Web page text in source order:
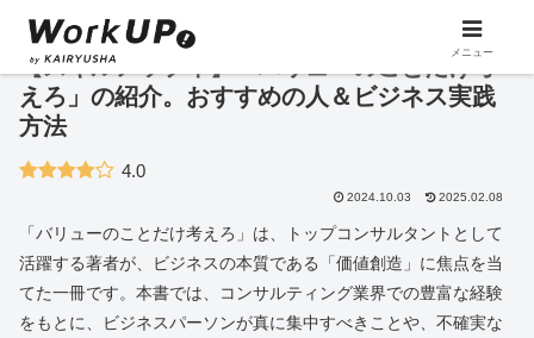
【スキルアップ本】「バリューのことだけ考
えろ」の紹介。おすすめの人＆ビジネス実践
方法
4.0
2024.10.03 2025.02.08
「バリューのことだけ考えろ」は、トップコンサルタントとして
活躍する著者が、ビジネスの本質である「価値創造」に焦点を当
てた一冊です。本書では、コンサルティング業界での豊富な経験
をもとに、ビジネスパーソンが真に集中すべきことや、不確実な
メニュー